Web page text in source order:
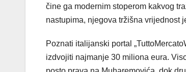
čine ga modernim stoperom kakvog
nastupima, njegova tržišna vrijednost
Poznati italijanski portal
izdvojiti najmanje 30 miliona eura.